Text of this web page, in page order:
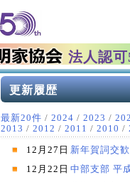
法人認
更新履歴
最新20件 / 2024 / 2023 /
2013 / 2012 / 2011 / 2010 /
12月27日 新年賀詞交
12月22日 中部支部 平